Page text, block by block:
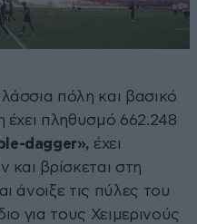
πόλη και βασικό
έχει πληθυσμό 662.248
dagger», έχει
και βρίσκεται στη
άνοιξε τις πύλες του
για τους Χειμερινούς